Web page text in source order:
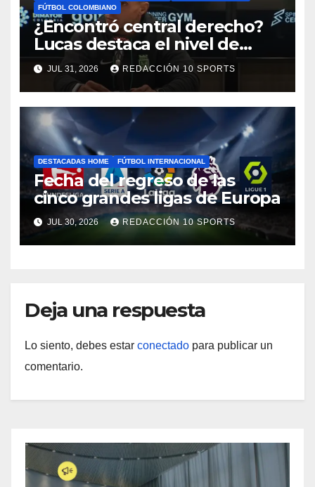
FÚTBOL COLOMBIANO
¿Encontró central derecho?
Lucas destaca el nivel de
Néider Parra
JUL 31, 2026 REDACCIÓN 10 SPORTS
DESTACADAS HOME FÚTBOL INTERNACIONAL
Fecha del regreso de las
cinco grandes ligas de Europa
JUL 30, 2026 REDACCIÓN 10 SPORTS
Deja una respuesta
Lo siento, debes estar conectado para publicar un
comentario.